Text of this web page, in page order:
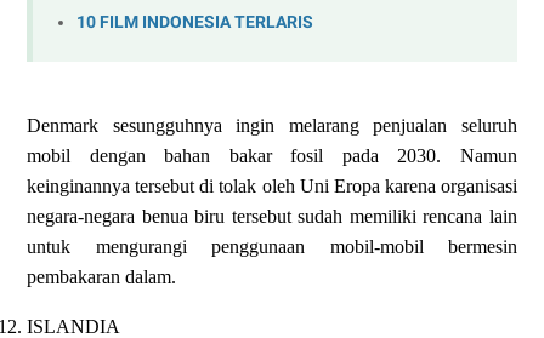
10 FILM INDONESIA TERLARIS
Denmark sesungguhnya ingin melarang penjualan seluruh
mobil dengan bahan bakar fosil pada 2030. Namun
keinginannya tersebut di tolak oleh Uni Eropa karena organisasi
negara-negara benua biru tersebut sudah memiliki rencana lain
untuk mengurangi penggunaan mobil-mobil bermesin
pembakaran dalam.
ISLANDIA